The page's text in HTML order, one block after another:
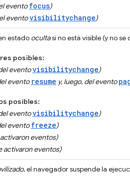
eventofocus)
eventovisibilitychange)
estado ocultasi no está visible (y no
posibles:
eventovisibilitychange)
evento resume y, luego, del evento
posibles:
eventovisibilitychange)
eventofreeze)
eventos)
activaron eventos)
, el navegador suspende la